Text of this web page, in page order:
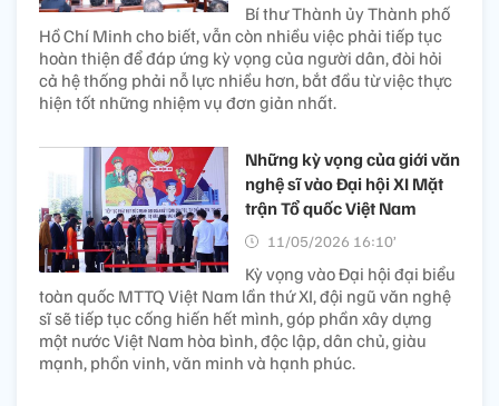
Bí thư Thành ủy Thành phố
Hồ Chí Minh cho biết, vẫn còn nhiều việc phải tiếp tục
hoàn thiện để đáp ứng kỳ vọng của người dân, đòi hỏi
cả hệ thống phải nỗ lực nhiều hơn, bắt đầu từ việc thực
hiện tốt những nhiệm vụ đơn giản nhất.
Những kỳ vọng của giới văn
nghệ sĩ vào Đại hội XI Mặt
trận Tổ quốc Việt Nam
11/05/2026 16:10’
Kỳ vọng vào Đại hội đại biểu
toàn quốc MTTQ Việt Nam lần thứ XI, đội ngũ văn nghệ
sĩ sẽ tiếp tục cống hiến hết mình, góp phần xây dựng
một nước Việt Nam hòa bình, độc lập, dân chủ, giàu
mạnh, phồn vinh, văn minh và hạnh phúc.